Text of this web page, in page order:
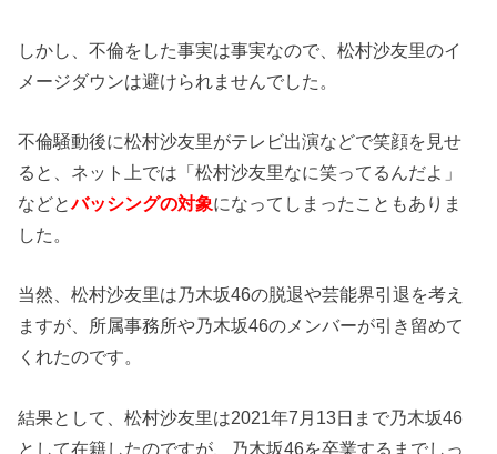
しかし、不倫をした事実は事実なので、松村沙友里のイ
メージダウンは避けられませんでした。
不倫騒動後に松村沙友里がテレビ出演などで笑顔を見せ
ると、ネット上では「松村沙友里なに笑ってるんだよ」
などとバッシングの対象になってしまったこともありま
した。
当然、松村沙友里は乃木坂46の脱退や芸能界引退を考え
ますが、所属事務所や乃木坂46のメンバーが引き留めて
くれたのです。
結果として、松村沙友里は2021年7月13日まで乃木坂46
として在籍したのですが、乃木坂46を卒業するまでしっ